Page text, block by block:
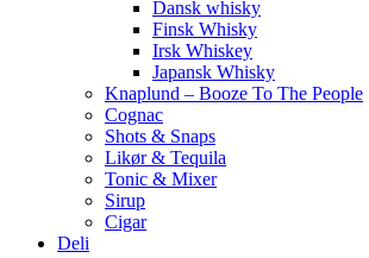
Dansk whisky
Finsk Whisky
Irsk Whiskey
Japansk Whisky
Knaplund – Booze To The People
Cognac
Shots & Snaps
Likør & Tequila
Tonic & Mixer
Sirup
Cigar
Deli